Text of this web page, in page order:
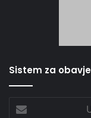
Sistem za
Email